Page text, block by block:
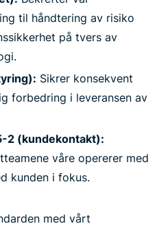
til håndtering av risiko
på tvers av
Sikrer konsekvent
forbedring i leveransen av
2 (kundekontakt):
våre opererer med
kunden i fokus.
med vårt